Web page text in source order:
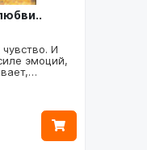
И
эмоций,